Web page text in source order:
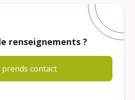
renseignements ?
prends contact